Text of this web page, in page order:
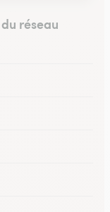
réseau